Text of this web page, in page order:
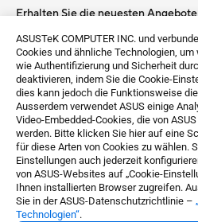
ASUSTeK COMPUTER INC. und
Cookies und ähnliche Technologien,
wie Authentifizierung und Sicherheit
deaktivieren, indem Sie die Cookie-
dies kann jedoch die Funktionsweise
Ausserdem verwendet ASUS einige
Video-Embedded-Cookies, die von
werden. Bitte klicken Sie hier auf eine
für diese Arten von Cookies zu wählen.
Einstellungen auch jederzeit
von ASUS-Websites auf „Cookie-
Ihnen installierten Browser zugreifen.
Sie in der ASUS-Datenschutzrichtlinie –
Technologien“.
Erhalten Sie die neuesten
Switzerland / Deutsch